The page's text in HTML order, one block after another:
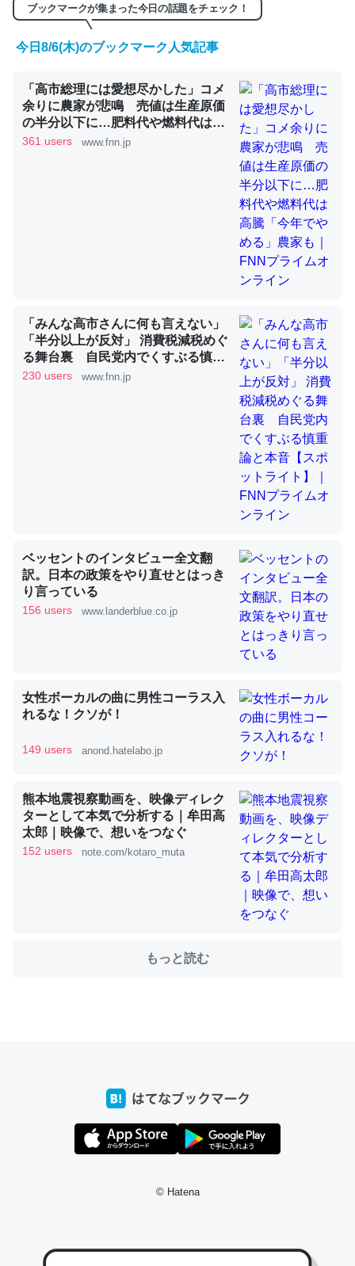
くらい。小説でいう「ずっと前の伏線」は回収されないけ
ど、短期記憶というには多い分量。進化すればするほど分
かりやすく強くなりそう
─GPTの仕組みと限界についての考察（１） - conceptualization
昆虫ってカルシウム少ないのか。知らんかった。調べたら
コオロギのカルシウム分はエビの600分の1程度。
論文では「淡水はカルシウムも酸素も不足してて両方に不
利だから両方が拮抗してるのでは」とあって面白い。海に
いる鋏角類（カブトガニ・ウミグモ）はカルシウムを使わ
ずキチンを強化してる筈だが、酵素が違うのか？
─ニュース :: 【研究発表】昆虫学の大問題＝「昆虫はなぜ海にいな
これを元に考えるとカルシウムを大量に使う脊椎動物と貝
類は苦労してるんだな…。腹足類だと殻を無くしてナメク
ちぼちRingも置こうかと画策中。あと、Googleマップで
位置情報を共有してる。電池残量や充電中かが分かるので
これ見て生きてるなって分かる。
─たまにLINEするくらいだった遠方の父67歳と僕。ITツール導入で
コミュニケーションが劇的に変化した｜tayorini by LIFULL介護
たいなのでネット環境作ったけどAlexaしか使わないので
ブックマークが集まった今日の話題をチェック！
今日8/6(木)のブックマーク人気記事
「高市総理には愛想尽かした」コメ
余りに農家が悲鳴 売値は生産原価
の半分以下に…肥料代や燃料代は高
騰「今年でやめる」農家も｜FNNプ
361 users www.fnn.jp
「みんな高市さんに何も言えない」
「半分以上が反対」 消費税減税めぐ
る舞台裏 自民党内でくすぶる慎重
論と本音【スポットライト】｜FNN
230 users www.fnn.jp
ベッセントのインタビュー全文翻
訳。日本の政策をやり直せとはっき
り言っている
156 users www.landerblue.co.jp
女性ボーカルの曲に男性コーラス入
れるな！クソが！
149 users anond.hatelabo.jp
熊本地震視察動画を、映像ディレク
ターとして本気で分析する｜牟田高
太郎｜映像で、想いをつなぐ
152 users note.com/kotaro_muta
もっと読む
© Hatena